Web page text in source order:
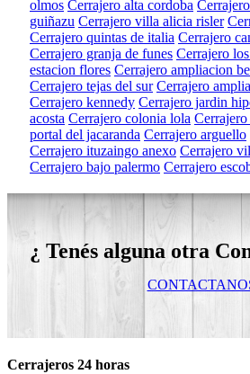
olmos Cerrajero alta cordoba
guiñazu Cerrajero villa alicia risler
Cerrajero quintas de italia Cerrajero
Cerrajero granja de funes Cerrajero
estacion flores Cerrajero ampliacion
Cerrajero tejas del sur Cerrajero
Cerrajero kennedy Cerrajero jardin
acosta Cerrajero colonia lola Cerrajero
portal del jacaranda Cerrajero arguello
Cerrajero ituzaingo anexo Cerrajero
Cerrajero bajo palermo Cerrajero
¿ Tenés alguna otra
Cerrajeros 24 horas